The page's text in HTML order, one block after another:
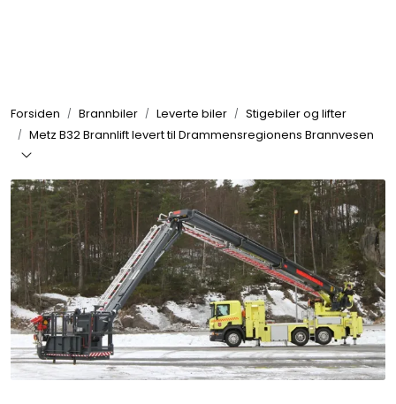
Forsiden Brannbiler Leverte biler
Stigebiler og lifter
Metz B32 Brannlift levert til Drammensregionens Brannvesen
Produkter
Nyheter
Om oss
Kvalitet og miljø